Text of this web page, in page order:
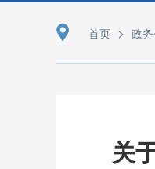
首页 > 政
关